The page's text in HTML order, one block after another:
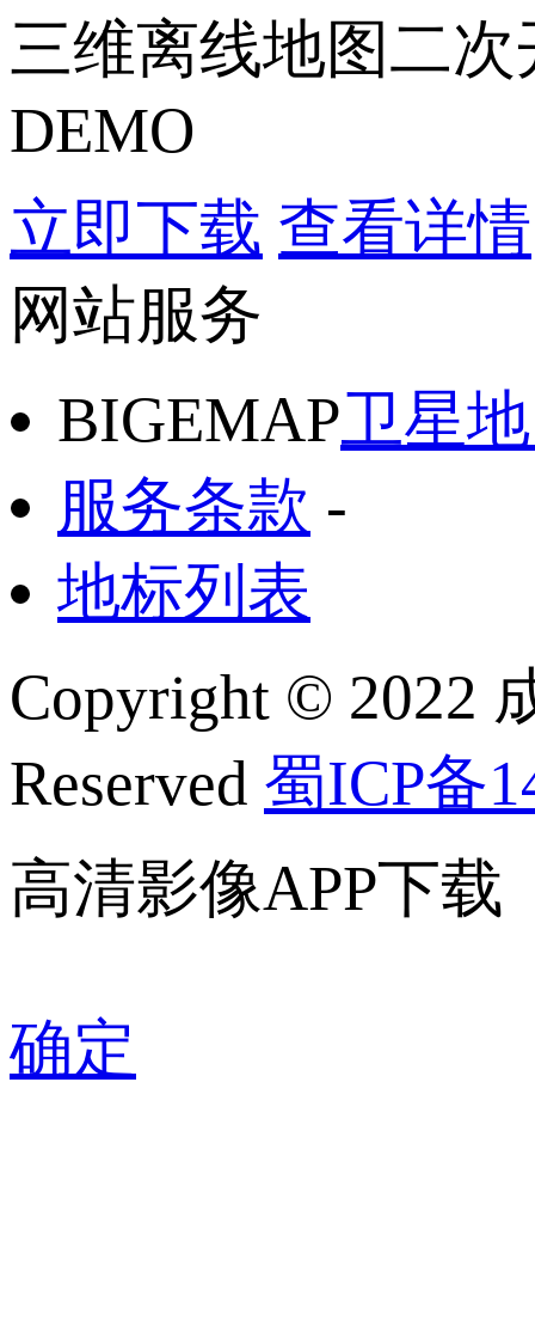
三维离线地图二
DEMO
立即下载 查看详情
网站服务
BIGEMAP卫星
服务条款 -
地标列表
Copyright © 2022
Reserved 蜀ICP备
高清影像APP下载
确定